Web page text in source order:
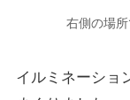
右側の場
イルミネーショ